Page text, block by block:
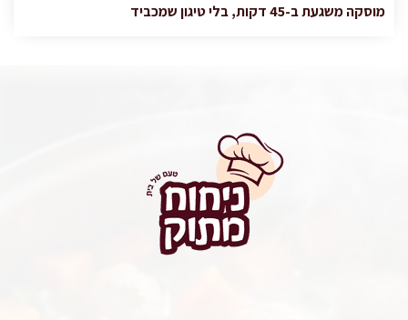
מוסקה משגעת ב-45 דקות, בלי טיגון שמכביד